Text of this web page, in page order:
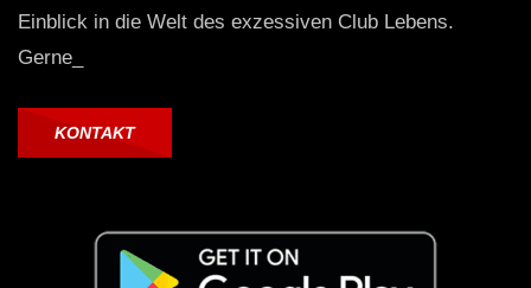
Einblick in die Welt des exzessiven Club Lebens.
Gerne_
KONTAKT